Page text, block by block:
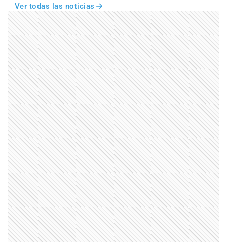
Ver todas las noticias